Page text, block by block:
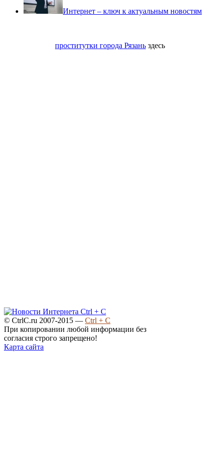
Интернет – ключ к актуальным новостям
проститутки города Рязань здесь
© CtrlC.ru 2007-2015 — Ctrl + C
При копировании любой информации без
согласия строго запрещено!
Карта сайта